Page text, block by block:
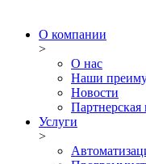
О компании
>
О нас
Наши
Новости
Партнерская
Услуги
>